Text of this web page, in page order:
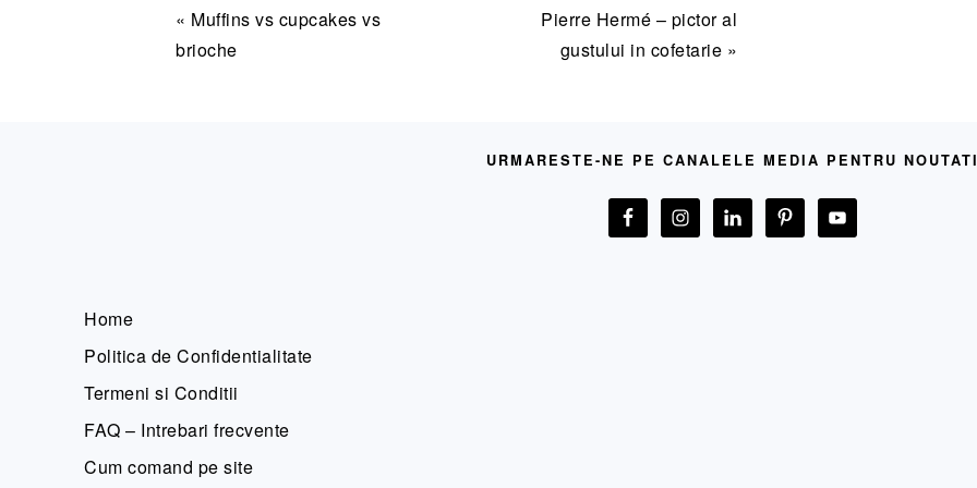
Articol
anterior:
« Muffins vs cupcakes vs
brioche
Articolul
urmator:
Pierre Hermé – pictor al
gustului in cofetarie »
URMARESTE-NE PE CANALELE MEDIA PENTRU
Home
Politica de Confidentialitate
Termeni si Conditii
FAQ – Intrebari frecvente
Cum comand pe site